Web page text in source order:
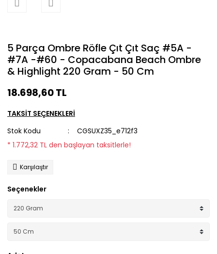
5 Parça Ombre Röfle Çıt Çıt Saç #5A -
#7A -#60 - Copacabana Beach Ombre
& Highlight 220 Gram - 50 Cm
18.698,60 TL
TAKSİT SEÇENEKLERİ
Stok Kodu
CGSUXZ35_e712f3
* 1.772,32 TL den başlayan taksitlerle!
Karşılaştır
Seçenekler